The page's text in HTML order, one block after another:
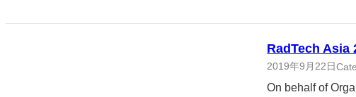
RadTech Asia
2019年9月22日
On behalf of